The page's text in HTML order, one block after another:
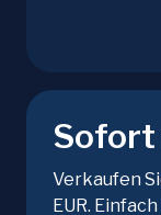
Sofort
Verkaufen
EUR.